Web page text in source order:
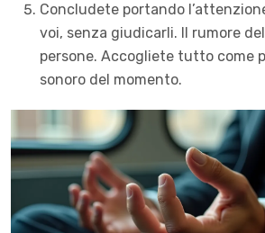
Concludete portando
voi, senza giudicarli. Il rumore
persone. Accogliete tutto come
sonoro del momento.